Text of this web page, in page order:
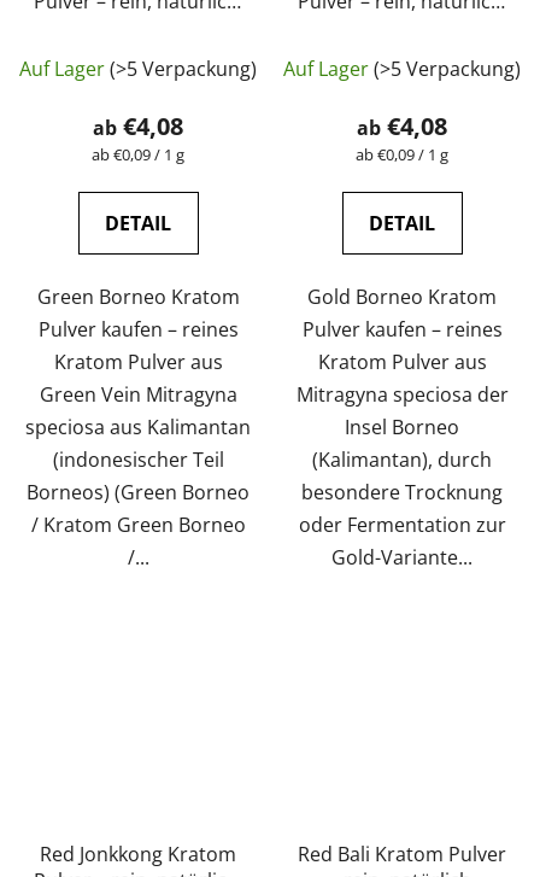
durchschnittliche
Produktbewertung
ist
von
Auf Lager(>5 Verpackung)
ab €4,08
Verkaufspreis:
ab €0,09 / 1 g
DETAIL
Green Borneo Kratom
Pulver kaufen – reines
Kratom Pulver aus
Green Vein Mitragyna
speciosa aus Kalimantan
(indonesischer Teil
Borneos) (Green Borneo
/ Kratom Green Borneo
/...
Auf Lager(>5 Verpackung)
ab €4,08
Verkaufspreis:
ab €0,09 / 1 g
DETAIL
Gold Borneo Kratom
Pulver kaufen – reines
Kratom Pulver aus
Mitragyna speciosa der
Insel Borneo
(Kalimantan), durch
besondere Trocknung
oder Fermentation zur
Gold-Variante...
Red Jonkkong Kratom
Red Bali Kratom Pulver